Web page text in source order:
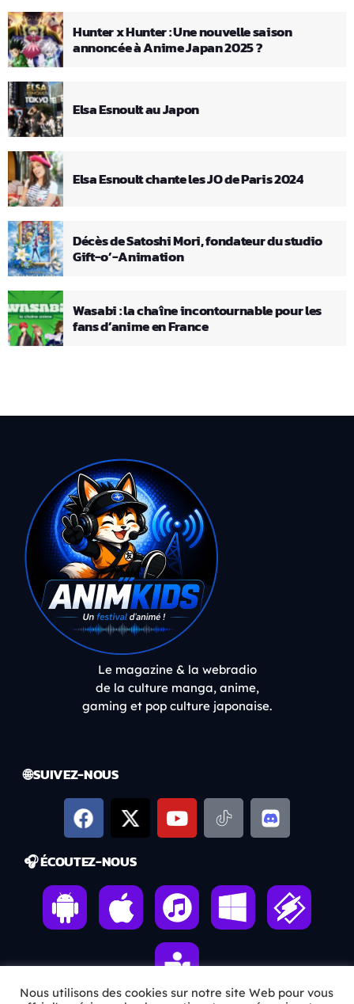
Hunter x Hunter : Une nouvelle saison
annoncée à Anime Japan 2025 ?
Elsa Esnoult au Japon
Elsa Esnoult chante les JO de Paris 2024
Décès de Satoshi Mori, fondateur du studio
Gift-o’-Animation
Wasabi : la chaîne incontournable pour les
fans d’anime en France
Le magazine & la webradio
de la culture manga, anime,
gaming et pop culture japonaise.
🌐 SUIVEZ-NOUS
🎧 ÉCOUTEZ-NOUS
Nous utilisons des cookies sur notre site Web pour vous